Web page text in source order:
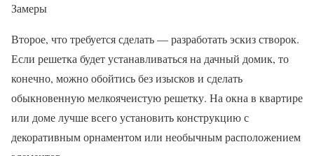
Замеры
Второе, что требуется сделать — разработать эскиз створок.
Если решетка будет устанавливаться на дачный домик, то
конечно, можно обойтись без изысков и сделать
обыкновенную мелкоячеистую решетку. На окна в квартире
или доме лучше всего установить конструкцию с
декоративным орнаментом или необычным расположением